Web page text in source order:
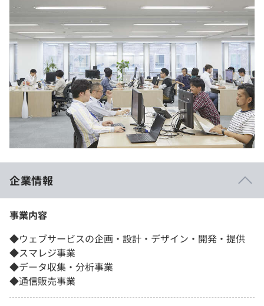
企業情報
事業内容
◆ウェブサービスの企画・設計・デザイン・開発・提供
◆スマレジ事業
◆データ収集・分析事業
◆通信販売事業